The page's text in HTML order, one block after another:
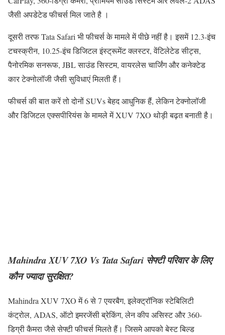
जैसी अपडेटेड फीचर्स मिल जाते है ।
दूसरी तरफ Tata Safari भी फीचर्स के मामले में पीछे नहीं है। इसमें 12.3-इंच
टचस्क्रीन, 10.25-इंच डिजिटल इंस्ट्रूमेंट क्लस्टर, वेंटिलेटेड सीट्स,
पैनोरमिक सनरूफ, JBL साउंड सिस्टम, वायरलेस चार्जिंग और कनेक्टेड
कार टेक्नोलॉजी जैसी सुविधाएं मिलती हैं।
फीचर्स की बात करें तो दोनों SUVs बेहद आधुनिक हैं, लेकिन टेक्नोलॉजी
और डिजिटल एक्सपीरियंस के मामले में XUV 7XO थोड़ी बढ़त बनाती है।
Mahindra XUV 7XO Vs Tata Safari सेफ्टी परिवार के लिए
कौन ज्यादा सुरक्षित?
Mahindra XUV 7XO में 6 से 7 एयरबैग, इलेक्ट्रॉनिक स्टेबिलिटी
कंट्रोल, ADAS, ऑटो इमरजेंसी ब्रेकिंग, लेन कीप असिस्ट और 360-
डिग्री कैमरा जैसे सेफ्टी फीचर्स मिलते हैं। जिसमे आपको बेस्ट बिल्ड